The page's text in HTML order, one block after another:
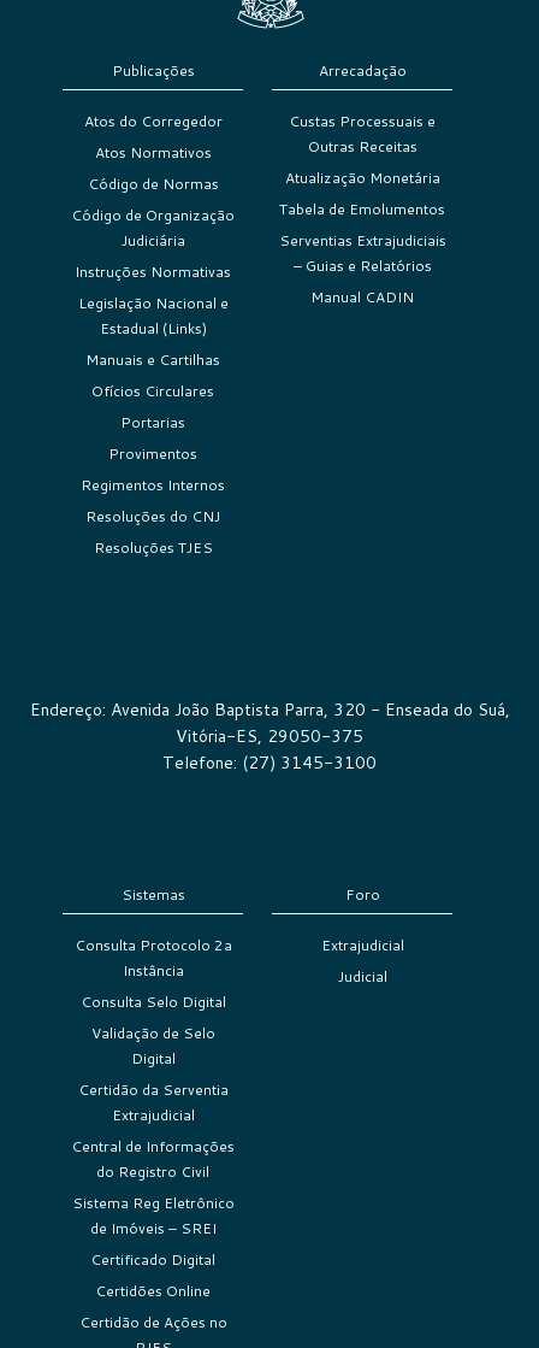
Publicações
Atos do Corregedor
Atos Normativos
Código de Normas
Código de Organização
Judiciária
Instruções Normativas
Legislação Nacional e
Estadual (Links)
Manuais e Cartilhas
Ofícios Circulares
Portarias
Provimentos
Regimentos Internos
Resoluções do CNJ
Resoluções TJES
Arrecadação
Custas Processuais e
Outras Receitas
Atualização Monetária
Tabela de Emolumentos
Serventias Extrajudiciais
– Guias e Relatórios
Manual CADIN
Endereço: Avenida João Baptista Parra, 320 - Enseada do Suá,
Vitória-ES, 29050-375
Telefone: (27) 3145-3100
Sistemas
Consulta Protocolo 2a
Instância
Consulta Selo Digital
Validação de Selo
Digital
Certidão da Serventia
Extrajudicial
Central de Informações
do Registro Civil
Sistema Reg Eletrônico
de Imóveis – SREI
Certificado Digital
Certidões Online
Certidão de Ações no
Foro
Extrajudicial
Judicial